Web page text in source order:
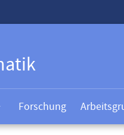
Forschung